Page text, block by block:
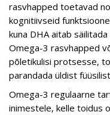
rasvhapped toetavad
kognitiivseid
kuna DHA aitab
Omega-3 rasvhapped
põletikulisi protsesse,
parandada üldist
Omega-3 regulaarne
inimestele, kelle toidus